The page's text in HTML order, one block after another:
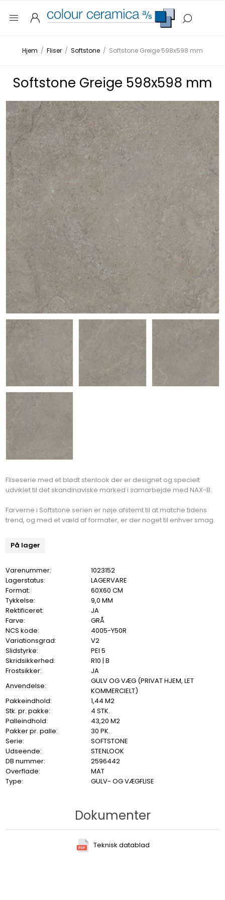
Hjem / Fliser / Softstone / Softstone Greige 598x598 mm
Softstone Greige 598x598 mm
Fliseserie med et blødt stenlook der er designet og specielt
udviklet til det skandinaviske marked i samarbejde med NAX-B.
Farverne i Softstone serien er nøje afstemt til at matche tidens
trend, og med et væld af formater, er der noget til enhver smag.
På lager
Varenummer:
1023152
Lagerstatus:
LAGERVARE
Format:
60X60 CM
Tykkelse:
9,0 MM
Rektificeret:
JA
Farve:
GRÅ
NCS kode:
4005-Y50R
Variationsgrad:
V2
Slidstyrke:
PEI 5
Skridsikkerhed:
R10 | B
Frostsikker:
JA
Anvendelse:
GULV OG VÆG (PRIVAT HJEM, LET
KOMMERCIELT)
Pakkeindhold:
1,44 M2
Stk. pr. pakke:
4 STK.
Palleindhold:
43,20 M2
Pakker pr. palle:
30 PK.
Serie:
SOFTSTONE
Udseende:
STENLOOK
DB nummer:
2596442
Overflade:
MAT
Type:
GULV- OG VÆGFLISE
Dokumenter
Teknisk datablad